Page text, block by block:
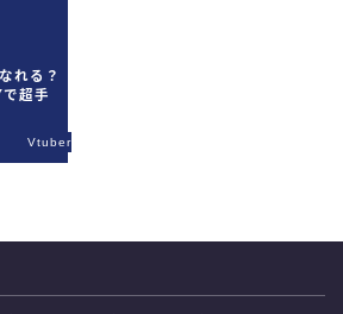
れる？
超手
Vtuber